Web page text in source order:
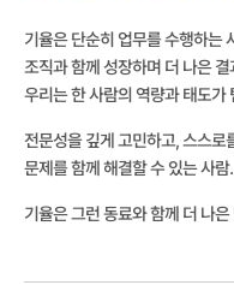
기율은 단순히 업무를 수행하는
조직과 함께 성장하며 더 나은
우리는 한 사람의 역량과 태도가
전문성을 깊게 고민하고, 스스로
문제를 함께 해결할 수 있는 사람.
기율은 그런 동료와 함께 더 나